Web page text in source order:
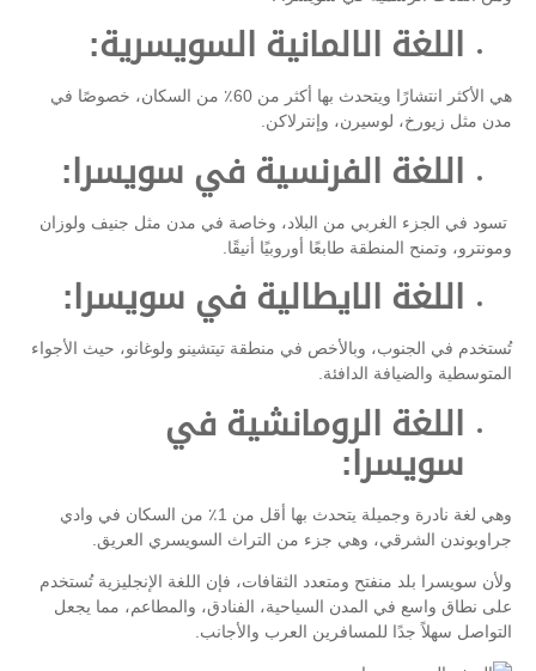
اللغة الالمانية السويسرية:
هي الأكثر انتشارًا ويتحدث بها أكثر من 60٪ من السكان، خصوصًا في
مدن مثل زيورخ، لوسيرن، وإنترلاكن.
اللغة الفرنسية في سويسرا:
تسود في الجزء الغربي من البلاد، وخاصة في مدن مثل جنيف ولوزان
ومونترو، وتمنح المنطقة طابعًا أوروبيًا أنيقًا.
اللغة الايطالية في سويسرا:
تُستخدم في الجنوب، وبالأخص في منطقة تيتشينو ولوغانو، حيث الأجواء
المتوسطية والضيافة الدافئة.
اللغة الرومانشية في
سويسرا:
وهي لغة نادرة وجميلة يتحدث بها أقل من 1٪ من السكان في وادي
جراوبوندن الشرقي، وهي جزء من التراث السويسري العريق.
ولأن سويسرا بلد منفتح ومتعدد الثقافات، فإن اللغة الإنجليزية تُستخدم
على نطاق واسع في المدن السياحية، الفنادق، والمطاعم، مما يجعل
التواصل سهلاً جدًا للمسافرين العرب والأجانب.